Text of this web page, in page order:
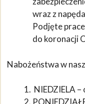
wraz z
Podjęte
do koronacji
Nabożeństwa w
NIEDZIELA